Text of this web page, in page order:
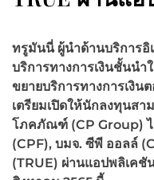
ทรูมันนี่ ผู้นำด้านบริการอิ
บริการทางการเงินชั้นนำ
ขยายบริการทางการเงิน
เตรียมเปิดให้นักลงทุนสา
โภคภัณฑ์ (CP Group)
(CPF), บมจ. ซีพี ออลล์
(TRUE) ผ่านแอปพลิเคชั